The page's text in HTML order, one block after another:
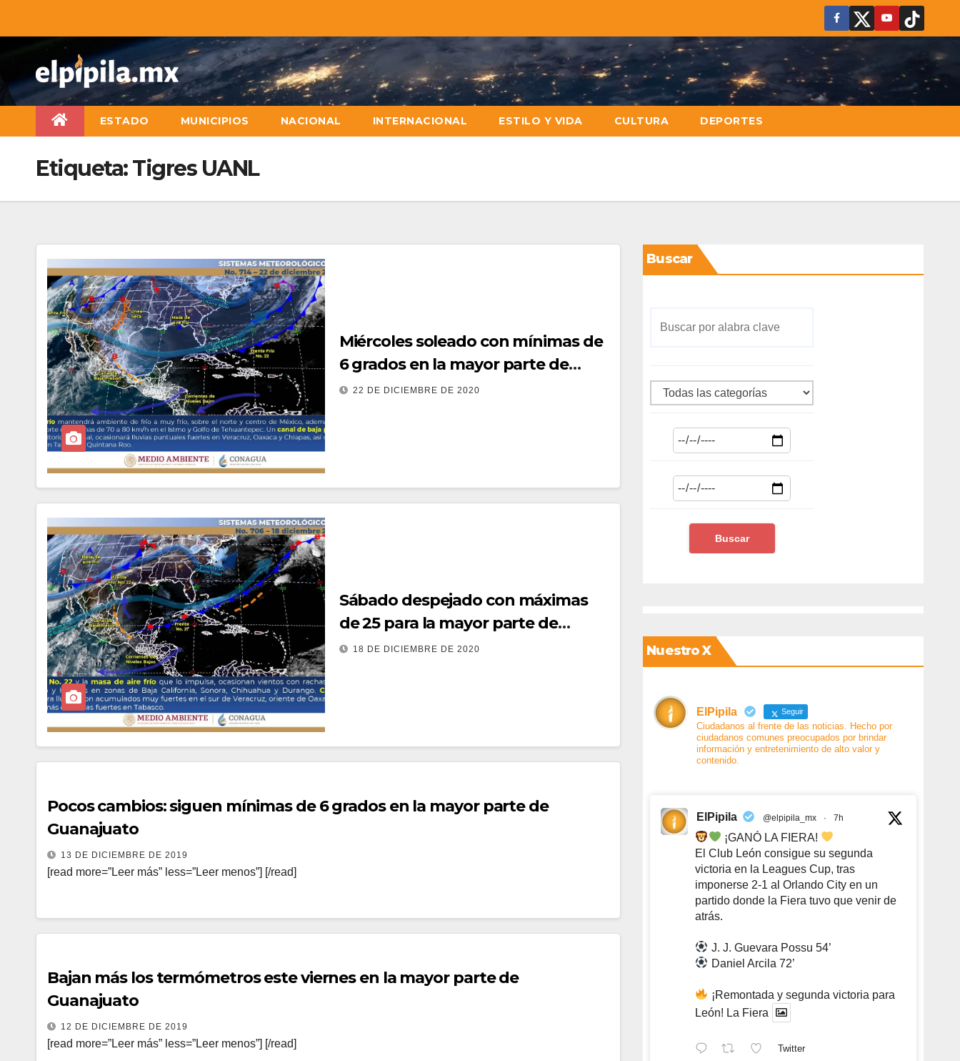
ESTADO MUNICIPIOS NACIONAL INTERNACIONAL ESTILO Y VIDA CULTURA DEPORTES
Etiqueta:Tigres UANL
Miércoles soleado con mínimas de
6 grados en la mayor parte de
Guanajuato
22 DE DICIEMBRE DE 2020
Sábado despejado con máximas
de 25 para la mayor parte de
Guanajuato
18 DE DICIEMBRE DE 2020
Pocos cambios: siguen mínimas de 6 grados en la mayor parte de
Guanajuato
13 DE DICIEMBRE DE 2019
[read more=”Leer más” less=”Leer menos”] [/read]
Bajan más los termómetros este viernes en la mayor parte de
Guanajuato
12 DE DICIEMBRE DE 2019
[read more=”Leer más” less=”Leer menos”] [/read]
Buscar
Nuestro X
ElPipila Seguir
Ciudadanos al frente de las noticias. Hecho por
ciudadanos comunes preocupados por brindar
información y entretenimiento de alto valor y
contenido.
ElPipila @elpipila_mx · 7h
¡GANÓ LA FIERA!
El Club León consigue su segunda
victoria en la Leagues Cup, tras
imponerse 2-1 al Orlando City en un
partido donde la Fiera tuvo que venir de
atrás.
J. J. Guevara Possu 54’
Daniel Arcila 72’
¡Remontada y segunda victoria para
León! La Fiera
Twitter